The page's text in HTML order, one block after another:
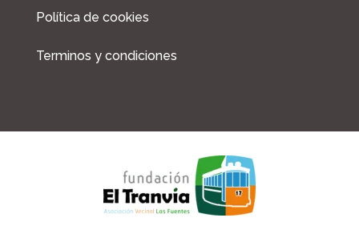
Política de cookies
Terminos y condiciones